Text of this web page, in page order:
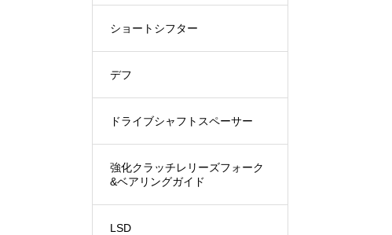
ショートシフター
デフ
ドライブシャフトスペーサー
強化クラッチレリーズフォーク
&ベアリングガイド
LSD